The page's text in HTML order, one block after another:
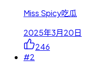
Miss Spicy吃瓜
2025年3月20日
246
#2